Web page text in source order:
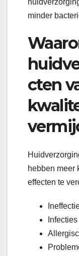
minder
cten
hebben meer
effecten te
Infecties